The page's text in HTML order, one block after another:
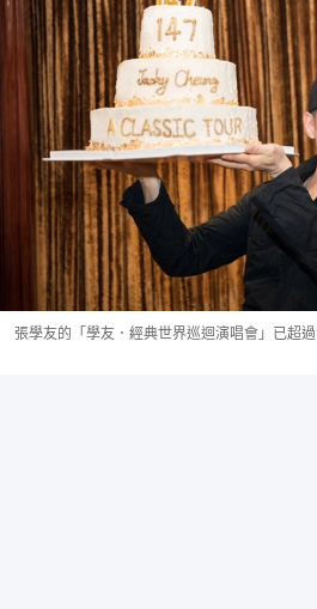
張學友的「學友．經典世界巡迴演唱會」已超